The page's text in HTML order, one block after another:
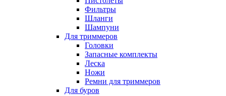
Фильтры
Шланги
Шампуни
Для триммеров
Головки
Запасные комплекты
Леска
Ножи
Ремни для триммеров
Для буров